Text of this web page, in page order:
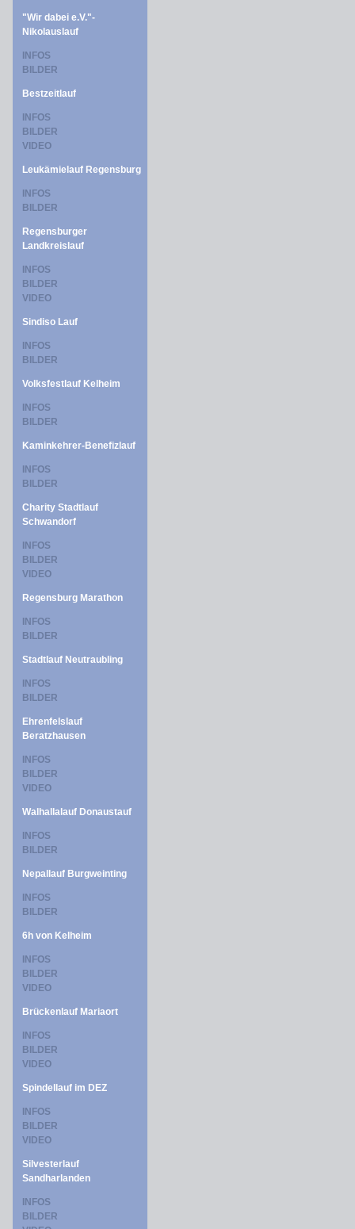
"Wir dabei e.V."-
Nikolauslauf
INFOS
BILDER
Bestzeitlauf
INFOS
BILDER
VIDEO
Leukämielauf Regensburg
INFOS
BILDER
Regensburger
Landkreislauf
INFOS
BILDER
VIDEO
Sindiso Lauf
INFOS
BILDER
Volksfestlauf Kelheim
INFOS
BILDER
Kaminkehrer-Benefizlauf
INFOS
BILDER
Charity Stadtlauf
Schwandorf
INFOS
BILDER
VIDEO
Regensburg Marathon
INFOS
BILDER
Stadtlauf Neutraubling
INFOS
BILDER
Ehrenfelslauf
Beratzhausen
INFOS
BILDER
VIDEO
Walhallalauf Donaustauf
INFOS
BILDER
Nepallauf Burgweinting
INFOS
BILDER
6h von Kelheim
INFOS
BILDER
VIDEO
Brückenlauf Mariaort
INFOS
BILDER
VIDEO
Spindellauf im DEZ
INFOS
BILDER
VIDEO
Silvesterlauf
Sandharlanden
INFOS
BILDER